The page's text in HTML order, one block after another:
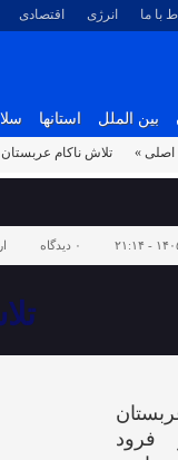
با ما انرژی اقتصادی
بین الملل استانها
» تلاش ناکام عربستان
۰ دیدگاه